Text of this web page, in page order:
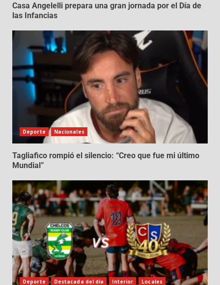
Casa Angelelli prepara una gran jornada por el Día de
las Infancias
Deporte Nacionales
Tagliafico rompió el silencio: “Creo que fue mi último
Mundial”
Deporte Destacada del día Interior Locales